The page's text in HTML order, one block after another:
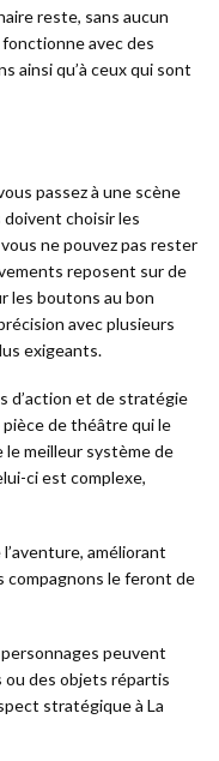
reste, sans aucun
avec des
ainsi qu’à ceux qui sont
passez à une scène
choisir les
ne pouvez pas rester
reposent sur de
les boutons au bon
avec plusieurs
exigeants.
d’action et de stratégie
pièce de théâtre qui le
le meilleur système de
ci est complexe,
améliorant
compagnons le feront de
peuvent
ou des objets répartis
stratégique à La